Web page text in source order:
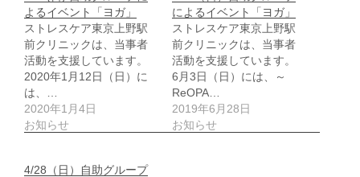
よるイベント「ヨガ」
ストレスケア東京上野駅
前クリニックは、当事者
活動を支援しています。
2020年1月12日（日）に
は、…
2020年1月4日
お知らせ
によるイベント「ヨガ」
ストレスケア東京上野駅
前クリニックは、当事者
活動を支援しています。
6月3日（日）には、～
ReOPA…
2019年6月28日
お知らせ
4/28（日）自助グループ